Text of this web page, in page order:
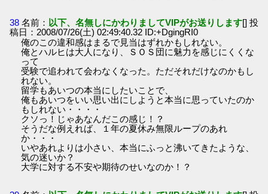
38 名前： 以下、名無しにかわりましてVIPがお送りします[] 投
稿日：2008/07/26(土) 02:49:40.32 ID:+DgingRI0
俺のこの違和感はまるで見当はずれかもしれない。
俺とハルヒは大人になり、ＳＯＳ団に魅力を感じにくくな
って
受験で追われて会わなくなった。ただそれだけなのかもし
れない。
留学もあいつの本当にしたいことで、
俺もあいつをいい思い出にしようと本当に思っていたのか
もしれない・・・・
クソっ！じゃあなんだこの感じ！？
そうだな例えれば、１年の夏休み無限ループのあれ
か・・・
いやあれよりは小さい、本当にふっと沸いてきたような、
気の迷いか？
大学に対する不安や期待のせいなのか！？